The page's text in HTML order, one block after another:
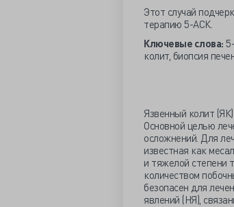
Этот случай
терапию 5-АСК.
Ключевые слова:
колит, биопсия
Язвенный колит
Основной целью
осложнений. Для
известная как
и тяжелой степени
количеством
безопасен для
явлений (НЯ),